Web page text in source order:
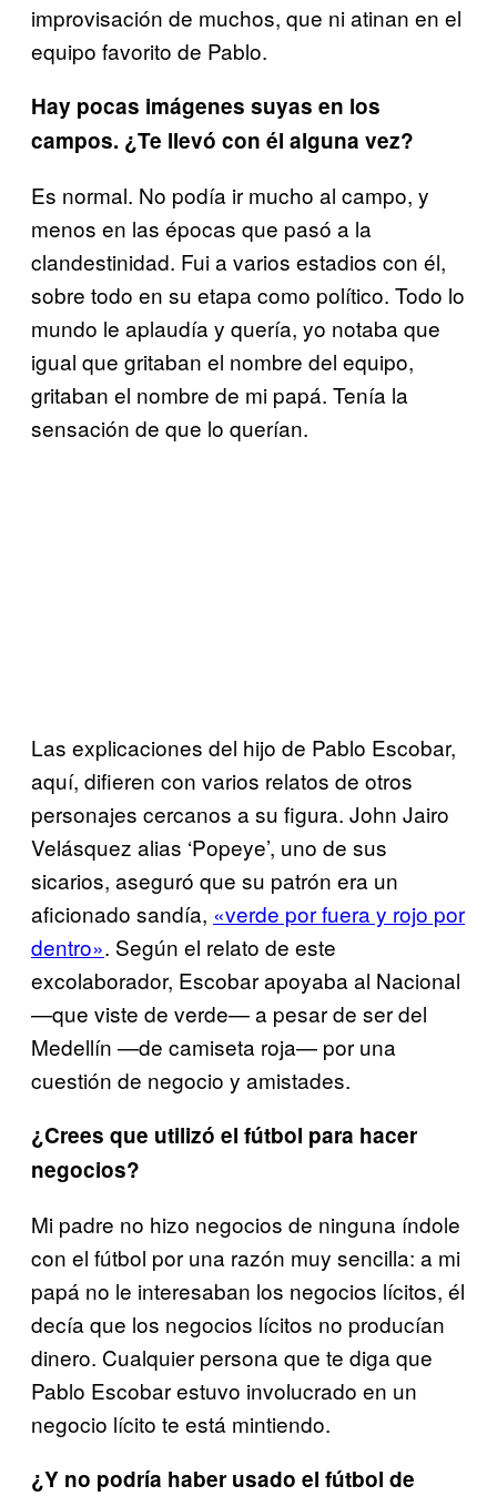
improvisación de muchos, que ni atinan en el
equipo favorito de Pablo.
Hay pocas imágenes suyas en los
campos. ¿Te llevó con él alguna vez?
Es normal. No podía ir mucho al campo, y
menos en las épocas que pasó a la
clandestinidad. Fui a varios estadios con él,
sobre todo en su etapa como político. Todo lo
mundo le aplaudía y quería, yo notaba que
igual que gritaban el nombre del equipo,
gritaban el nombre de mi papá. Tenía la
sensación de que lo querían.
Las explicaciones del hijo de Pablo Escobar,
aquí, difieren con varios relatos de otros
personajes cercanos a su figura. John Jairo
Velásquez alias ‘Popeye’, uno de sus
sicarios, aseguró que su patrón era un
aficionado sandía, «verde por fuera y rojo por
dentro». Según el relato de este
excolaborador, Escobar apoyaba al Nacional
—que viste de verde— a pesar de ser del
Medellín —de camiseta roja— por una
cuestión de negocio y amistades.
¿Crees que utilizó el fútbol para hacer
negocios?
Mi padre no hizo negocios de ninguna índole
con el fútbol por una razón muy sencilla: a mi
papá no le interesaban los negocios lícitos, él
decía que los negocios lícitos no producían
dinero. Cualquier persona que te diga que
Pablo Escobar estuvo involucrado en un
negocio lícito te está mintiendo.
¿Y no podría haber usado el fútbol de